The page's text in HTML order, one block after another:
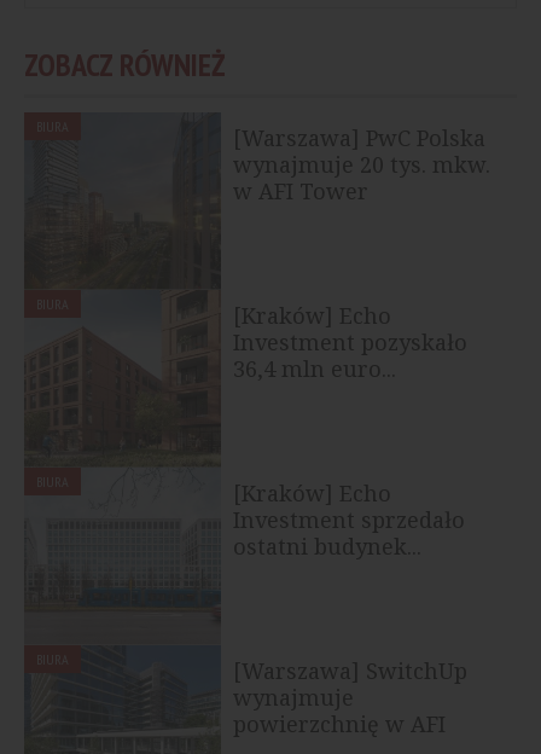
ZOBACZ RÓWNIEŻ
[Warszawa] PwC Polska
wynajmuje 20 tys. mkw.
w AFI Tower
[Kraków] Echo
Investment pozyskało
36,4 mln euro...
[Kraków] Echo
Investment sprzedało
ostatni budynek...
[Warszawa] SwitchUp
wynajmuje
powierzchnię w AFI